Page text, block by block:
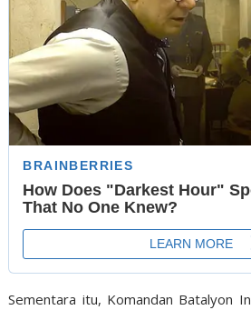
Sementara itu, Komandan Batalyon